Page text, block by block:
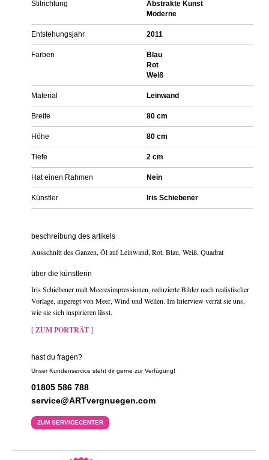
Stilrichtung
Abstrakte Kunst
Moderne
Entstehungsjahr 2011
Farben
Blau
Rot
Weiß
Material Leinwand
Breite 80 cm
Höhe 80 cm
Tiefe 2 cm
Hat einen Rahmen Nein
Künstler Iris Schiebener
beschreibung des artikels
Ausschnitt des Ganzen, Öl auf Leinwand, Rot, Blau, Weiß, Quadrat
über die künstlerin
Iris Schiebener malt Meeresimpressionen, reduzierte Bilder nach realistischer
Vorlage, angeregt von Meer, Wind und Wellen. Im Interview verrät sie uns,
wie sie sich inspirieren lässt.
[ ZUM PORTRÄT ]
hast du fragen?
Unser Kundenservice steht dir gerne zur Verfügung!
01805 586 788
service@ARTvergnuegen.com
ZUM SERVICECENTER